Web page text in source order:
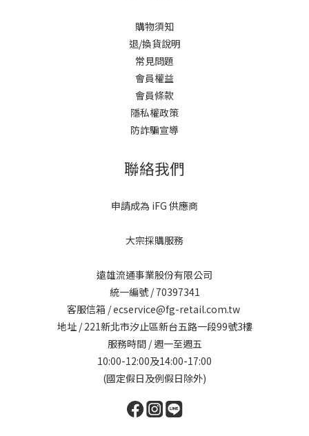
購物須知
退/換貨說明
常見問題
會員權益
會員條款
隱私權政策
防詐騙宣導
聯絡我們
申請成為 iFG 供應商
大宗採購服務
遠雄流通事業股份有限公司
統一編號 / 70397341
客服信箱 / ecservice@fg-retail.com.tw
地址 / 221新北市汐止區新台五路一段99號3樓
服務時間 / 週一至週五
10:00-12:00及14:00-17:00
(國定假日及例假日除外)